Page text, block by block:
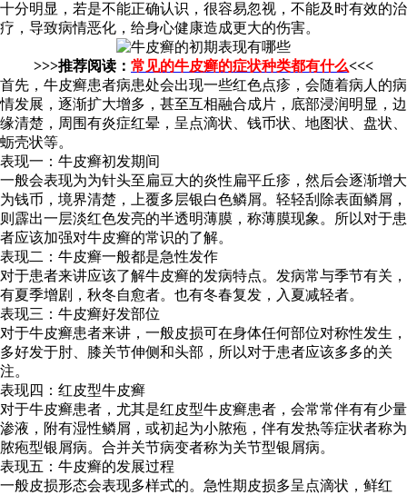
十分明显，若是不能正确认识，很容易忽视，不能及时有效的治
疗，导致病情恶化，给身心健康造成更大的伤害。
>>>推荐阅读： 常见的牛皮癣的症状种类都有什么<<<
首先，牛皮癣患者病患处会出现一些红色点疹，会随着病人的病
情发展，逐渐扩大增多，甚至互相融合成片，底部浸润明显，边
缘清楚，周围有炎症红晕，呈点滴状、钱币状、地图状、盘状、
蛎壳状等。
表现一：牛皮癣初发期间
一般会表现为为针头至扁豆大的炎性扁平丘疹，然后会逐渐增大
为钱币，境界清楚，上覆多层银白色鳞屑。轻轻刮除表面鳞屑，
则霹出一层淡红色发亮的半透明薄膜，称薄膜现象。所以对于患
者应该加强对牛皮癣的常识的了解。
表现二：牛皮癣一般都是急性发作
对于患者来讲应该了解牛皮癣的发病特点。发病常与季节有关，
有夏季增剧，秋冬自愈者。也有冬春复发，入夏减轻者。
表现三：牛皮癣好发部位
对于牛皮癣患者来讲，一般皮损可在身体任何部位对称性发生，
多好发于肘、膝关节伸侧和头部，所以对于患者应该多多的关
注。
表现四：红皮型牛皮癣
对于牛皮癣患者，尤其是红皮型牛皮癣患者，会常常伴有有少量
渗液，附有湿性鳞屑，或初起为小脓疱，伴有发热等症状者称为
脓疱型银屑病。合并关节病变者称为关节型银屑病。
表现五：牛皮癣的发展过程
一般皮损形态会表现多样式的。急性期皮损多呈点滴状，鲜红